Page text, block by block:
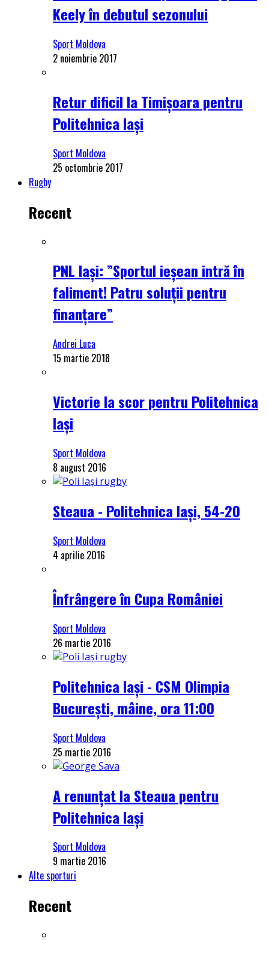
Keely în debutul sezonului
Sport Moldova
2 noiembrie 2017
Retur dificil la Timișoara pentru
Politehnica Iași
Sport Moldova
25 octombrie 2017
Rugby
Recent
PNL Iași: ”Sportul ieșean intră în
faliment! Patru soluții pentru
finanțare”
Andrei Luca
15 martie 2018
Victorie la scor pentru Politehnica
Iași
Sport Moldova
8 august 2016
Steaua - Politehnica Iași, 54-20
Sport Moldova
4 aprilie 2016
Înfrângere în Cupa României
Sport Moldova
26 martie 2016
Politehnica Iași - CSM Olimpia
București, mâine, ora 11:00
Sport Moldova
25 martie 2016
A renunțat la Steaua pentru
Politehnica Iași
Sport Moldova
9 martie 2016
Alte sporturi
Recent